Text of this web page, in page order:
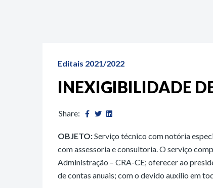
Editais 2021/2022
INEXIGIBILIDADE
Share:
OBJETO:Serviço técnico com notória
com assessoria e consultoria. O serviço
Administração – CRA-CE; oferecer ao
de contas anuais; com o devido auxílio em